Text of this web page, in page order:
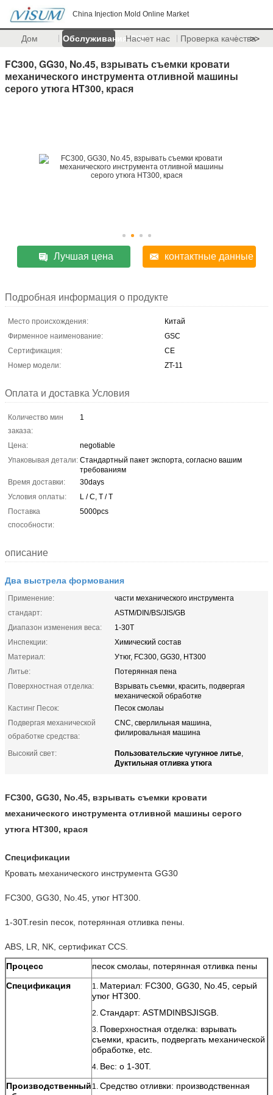
China Injection Mold Online Market
Дом Обслуживания ПКБНасчет нас Проверка качества>>
FC300, GG30, No.45, взрывать съемки кровати
механического инструмента отливной машины
серого утюга HT300, крася
Лучшая цена контактные данные
Подробная информация о продукте
Место происхождения:
Китай
Фирменное наименование:
GSC
Сертификация:
CE
Номер модели:
ZT-11
Оплата и доставка Условия
Количество мин
заказа:
1
Цена:
negotiable
Упаковывая детали: Стандартный пакет экспорта, согласно вашим
требованиям
Время доставки:
30days
Условия оплаты:
L / C, T / T
Поставка
способности:
5000pcs
описание
Два выстрела формования
Применение:
части механического инструмента
стандарт:
ASTM/DIN/BS/JIS/GB
Диапазон изменения веса:
1-30T
Инспекции:
Химический состав
Материал:
Утюг, FC300, GG30, HT300
Литье:
Потерянная пена
Поверхностная отделка:
Взрывать съемки, красить, подвергая
механической обработке
Кастинг Песок:
Песок смолаы
Подвергая механической
обработке средства:
CNC, сверлильная машина,
филировальная машина
Высокий свет: Пользовательские чугунное литье,
Дуктильная отливка утюга
FC300, GG30, No.45, взрывать съемки кровати
механического инструмента отливной машины серого
утюга HT300, крася
Спецификации
Кровать механического инструмента GG30
FC300, GG30, No.45, утюг HT300.
1-30T.resin песок, потерянная отливка пены.
ABS, LR, NK, сертификат CCS.
Процесс
песок смолаы, потерянная отливка пены
Спецификация
1. Материал: FC300, GG30, No.45, серый
утюг HT300.
2. Стандарт: ASTMDINBSJISGB.
3. Поверхностная отделка: взрывать
съемки, красить, подвергать механической
обработке, etc.
4. Вес: о 1-30T.
Производственный 1. Средство отливки: производственная